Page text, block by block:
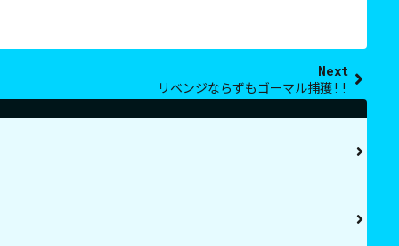
Next
リベンジならずもゴーマル捕獲!!